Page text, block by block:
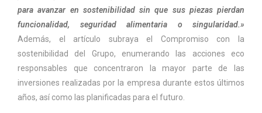
para avanzar en sostenibilidad sin que sus piezas pierdan
funcionalidad, seguridad alimentaria o singularidad.»
Además, el artículo subraya el Compromiso con la
sostenibilidad del Grupo, enumerando las acciones eco
responsables que concentraron la mayor parte de las
inversiones realizadas por la empresa durante estos últimos
años, así como las planificadas para el futuro.